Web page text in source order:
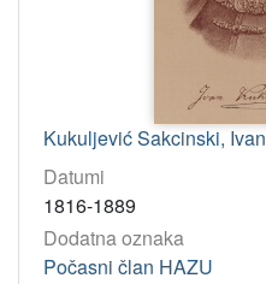
Kukuljević Sakcinski, Ivan
Datumi
1816-1889
Dodatna oznaka
Počasni član HAZU